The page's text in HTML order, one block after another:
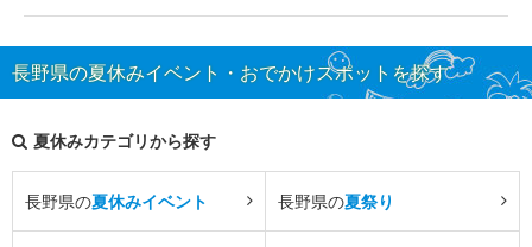
長野県の夏休みイベント・おでかけスポットを探す
夏休みカテゴリから探す
長野県の夏休みイベント 長野県の夏祭り